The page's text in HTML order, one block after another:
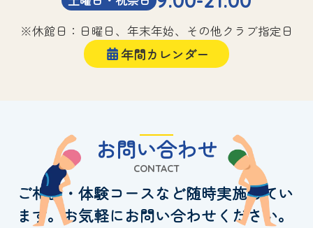
※休館日：日曜日、年末年始、その他クラブ指定日
年間カレンダー
お問い合わせ
CONTACT
ご相談・体験コースなど随時実施してい
ます。お気軽にお問い合わせください。